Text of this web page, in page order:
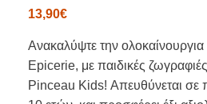
13,90€
Ανακαλύψτε την
Epicerie, με παιδικές
Pinceau Kids! Απευθύνεται σε